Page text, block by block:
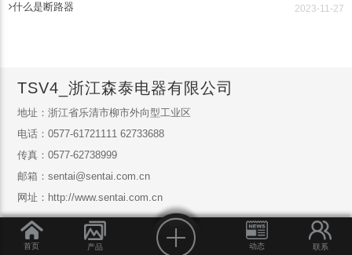
什么是断路器 2023-11-27
TSV4_浙江森泰电器有限公司
地址：浙江省乐清市柳市外向型工业区
电话：0577-61721111 62733688
传真：0577-62738999
邮箱：sentai@sentai.com.cn
网址：http://www.sentai.com.cn
首页 产品 动态 联系